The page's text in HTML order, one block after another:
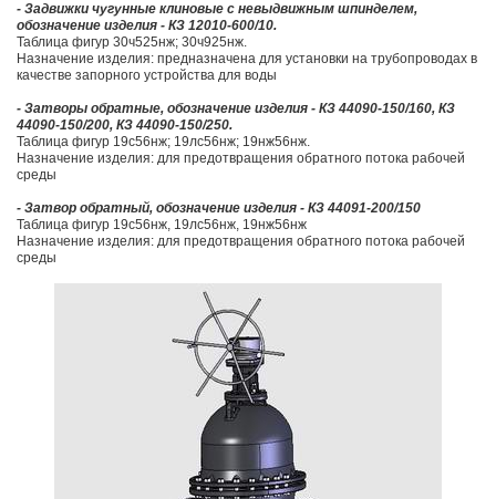
- Задвижки чугунные клиновые с невыдвижным шпинделем,
обозначение изделия - КЗ 12010-600/10.
Таблица фигур 30ч525нж; 30ч925нж.
Назначение изделия: предназначена для установки на трубопроводах в
качестве запорного устройства для воды
- Затворы обратные, обозначение изделия - КЗ 44090-150/160, КЗ
44090-150/200, КЗ 44090-150/250.
Таблица фигур 19с56нж; 19лс56нж; 19нж56нж.
Назначение изделия: для предотвращения обратного потока рабочей
среды
- Затвор обратный, обозначение изделия - КЗ 44091-200/150
Таблица фигур 19с56нж, 19лс56нж, 19нж56нж
Назначение изделия: для предотвращения обратного потока рабочей
среды